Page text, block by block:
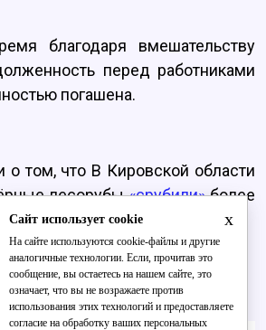
благодаря вмешательству
перед работниками
погашена.
том, что В Кировской области
лесорубы«срубили»более
x
Сайт использует cookie
На сайте используются cookie-файлы и другие
аналогичные технологии. Если, прочитав это
сообщение, вы остаетесь на нашем сайте, это
означает, что вы не возражаете против
использования этих технологий и предоставляете
согласие на обработку ваших персональных